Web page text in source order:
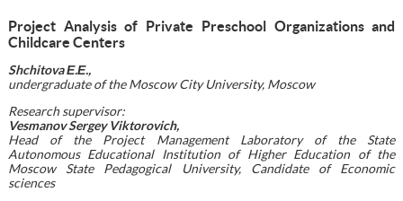
Project Analysis of Private Preschool Organizations and
Childcare Centers
ShchitovaЕ.Е.,
undergraduateof the Moscow City University, Moscow
Research supervisor:
Vesmanov Sergey Viktorovich,
Head of the Project Management Laboratory of the State
Autonomous Educational Institution of Higher Education of the
Moscow State Pedagogical University, Candidate of Economic
sciences